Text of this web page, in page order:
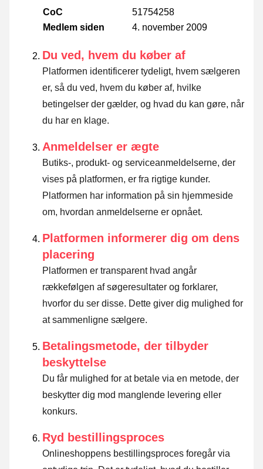
CoC
51754258
Medlem siden
4. november 2009
Du ved, hvem du køber af
Platformen identificerer tydeligt, hvem sælgeren
er, så du ved, hvem du køber af, hvilke
betingelser der gælder, og hvad du kan gøre, når
du har en klage.
Anmeldelser er ægte
Butiks-, produkt- og serviceanmeldelserne, der
vises på platformen, er fra rigtige kunder.
Platformen har information på sin hjemmeside
om, hvordan anmeldelserne er opnået.
Platformen informerer dig om dens
placering
Platformen er transparent hvad angår
rækkefølgen af søgeresultater og forklarer,
hvorfor du ser disse. Dette giver dig mulighed for
at sammenligne sælgere.
Betalingsmetode, der tilbyder
beskyttelse
Du får mulighed for at betale via en metode, der
beskytter dig mod manglende levering eller
konkurs.
Ryd bestillingsproces
Onlineshoppens bestillingsproces foregår via